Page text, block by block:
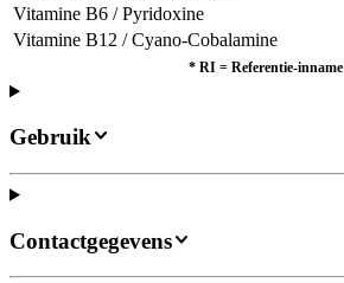
Vitamine B6 / Pyridoxine
Vitamine B12 / Cyano-Cobalamine
* RI = Referentie-inname
Gebruik
Contactgegevens